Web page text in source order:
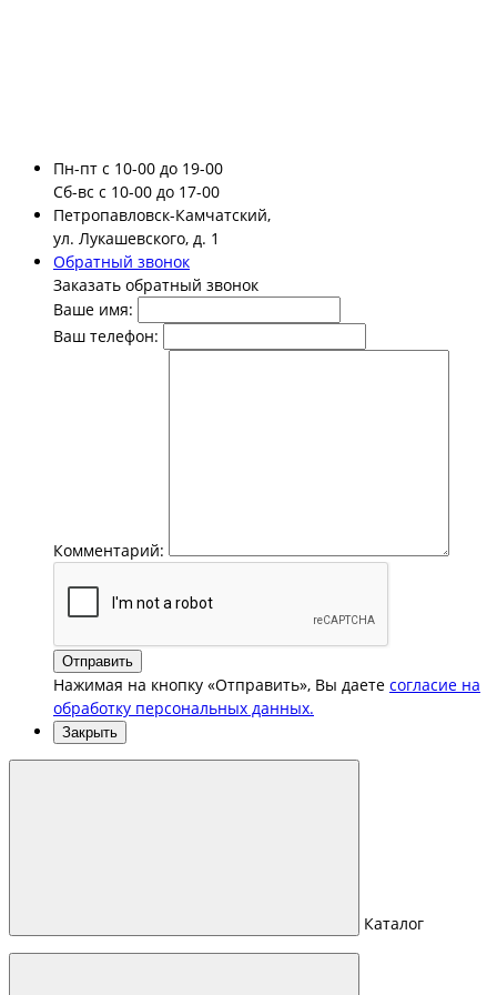
Пн-пт с 10-00 до 19-00
Сб-вс с 10-00 до 17-00
Петропавловск-Камчатский,
ул. Лукашевского, д. 1
Обратный звонок
Заказать обратный звонок
Ваше имя:
Ваш телефон:
Комментарий:
Отправить
Нажимая на кнопку «Отправить», Вы даете согласие на
обработку персональных данных.
Закрыть
Каталог